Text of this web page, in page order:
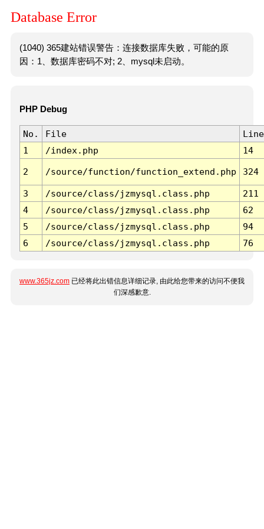
Database Error
(1040) 365建站错误警告：连接数据库失败，可能的原
因：1、数据库密码不对; 2、mysql未启动。
PHP Debug
No. File
Line
1
/index.php 14
2 /source/function/function_extend.php 324
3 /source/class/jzmysql.class.php
211
4
/source/class/jzmysql.class.php
62
5
/source/class/jzmysql.class.php
94
6
/source/class/jzmysql.class.php 76
www.365jz.com 已经将此出错信息详细记录, 由此给您带来的访问不便我
们深感歉意.